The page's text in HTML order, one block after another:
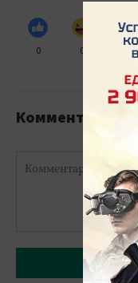
0 0
Комментарийлар